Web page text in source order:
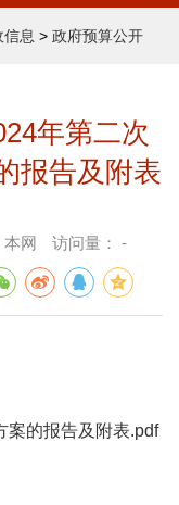
信息 > 政府预算公开
年第二次
报告及附表
本网 访问量： -
案的报告及附表.pdf